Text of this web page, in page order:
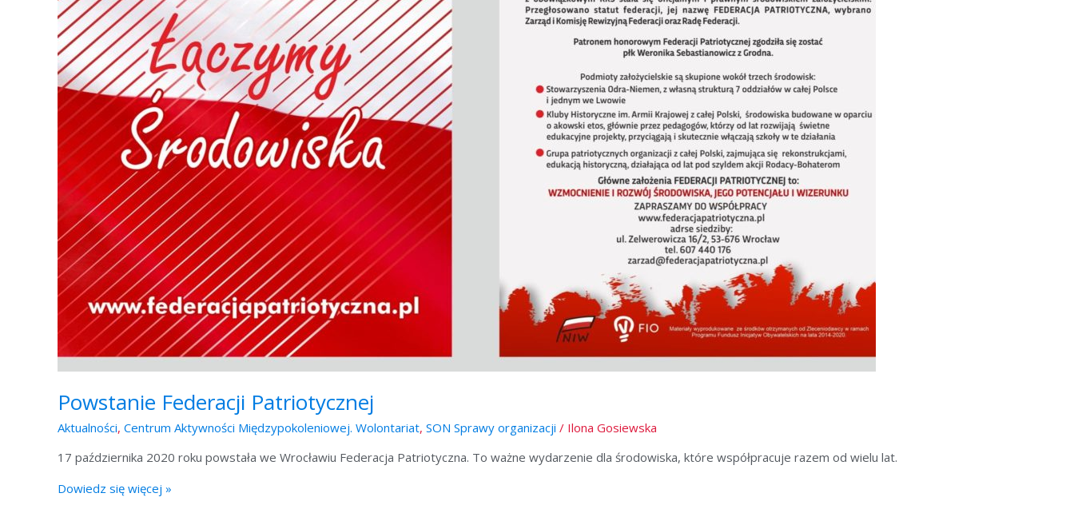
Powstanie Federacji Patriotycznej
Aktualności, Centrum Aktywności Międzypokoleniowej. Wolontariat, SON Sprawy organizacji / Ilona Gosiewska
17 października 2020 roku powstała we Wrocławiu Federacja Patriotyczna. To ważne wydarzenie dla środowiska, które współpracuje razem od wielu lat.
Dowiedz się więcej »